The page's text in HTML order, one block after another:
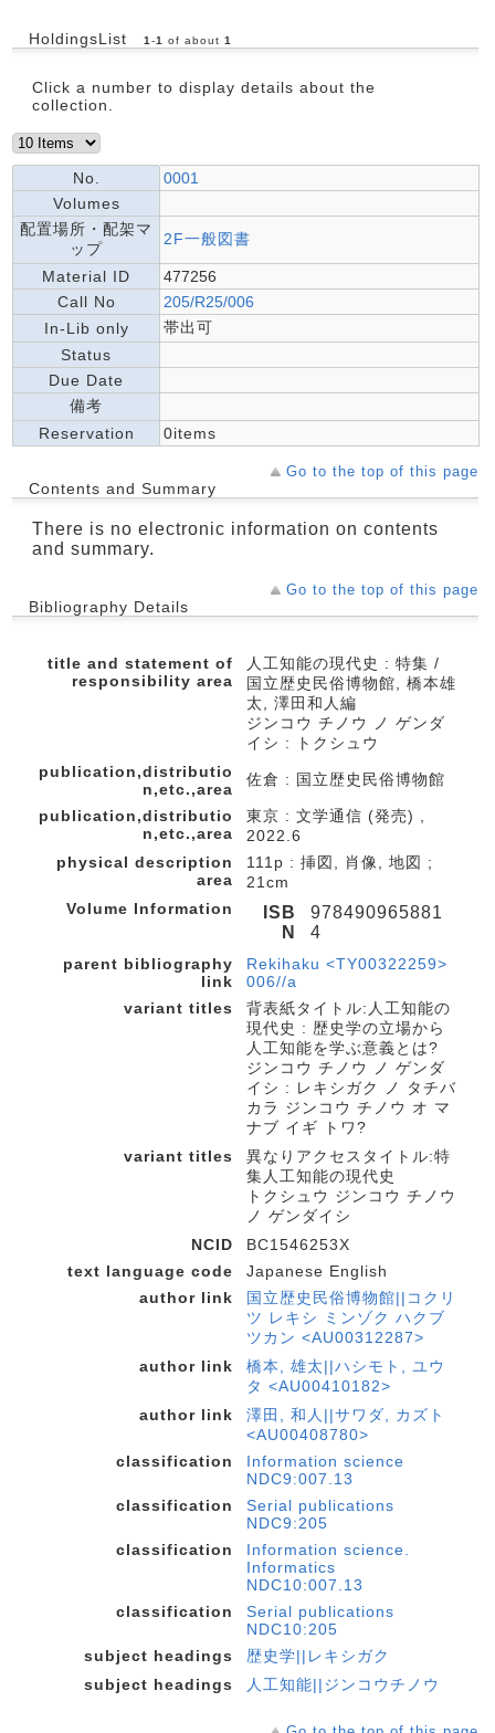
HoldingsList 1-1 of about 1
Click a number to display details about the
collection.
No.
0001
Volumes
配置場所・配架マ
ップ
2F一般図書
Material ID
477256
Call No
205/R25/006
In-Lib only
帯出可
Status
Due Date
備考
Reservation
0items
Go to the top of this page
Contents and Summary
There is no electronic information on contents
and summary.
Go to the top of this page
Bibliography Details
title and statement of
responsibility area
人工知能の現代史 : 特集 /
国立歴史民俗博物館, 橋本雄
太, 澤田和人編
ジンコウ チノウ ノ ゲンダ
イシ : トクシュウ
publication,distributio
n,etc.,area
佐倉 : 国立歴史民俗博物館
publication,distributio
n,etc.,area
東京 : 文学通信 (発売) ,
2022.6
physical description
area
111p : 挿図, 肖像, 地図 ;
21cm
Volume Information
ISB
N
978490965881
4
parent bibliography
link
Rekihaku <TY00322259>
006//a
variant titles
背表紙タイトル:人工知能の
現代史 : 歴史学の立場から
人工知能を学ぶ意義とは?
ジンコウ チノウ ノ ゲンダ
イシ : レキシガク ノ タチバ
カラ ジンコウ チノウ オ マ
ナブ イギ トワ?
variant titles
異なりアクセスタイトル:特
集人工知能の現代史
トクシュウ ジンコウ チノウ
ノ ゲンダイシ
NCID
BC1546253X
text language code
Japanese English
author link
国立歴史民俗博物館||コクリ
ツ レキシ ミンゾク ハクブ
ツカン <AU00312287>
author link
橋本, 雄太||ハシモト, ユウ
タ <AU00410182>
author link
澤田, 和人||サワダ, カズト
<AU00408780>
classification
Information science
NDC9:007.13
classification
Serial publications
NDC9:205
classification
Information science.
Informatics
NDC10:007.13
classification
Serial publications
NDC10:205
subject headings
歴史学||レキシガク
subject headings
人工知能||ジンコウチノウ